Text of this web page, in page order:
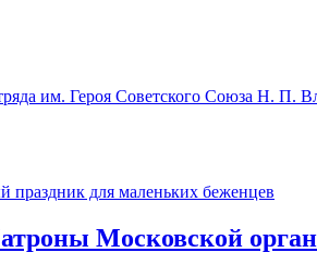
им. Героя Советского Союза Н. П.
Московской